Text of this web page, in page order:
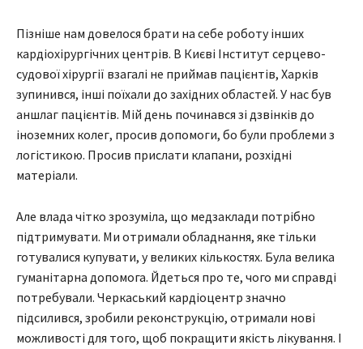
Пізніше нам довелося брати на себе роботу інших
кардіохірургічних центрів. В Києві Інститут серцево-
судової хірургії взагалі не приймав пацієнтів, Харків
зупинився, інші поїхали до західних областей. У нас був
аншлаг пацієнтів. Мій день починався зі дзвінків до
іноземних колег, просив допомоги, бо були проблеми з
логістикою. Просив прислати клапани, розхідні
матеріали.
Але влада чітко зрозуміла, що медзаклади потрібно
підтримувати. Ми отримали обладнання, яке тільки
готувалися купувати, у великих кількостях. Була велика
гуманітарна допомога. Йдеться про те, чого ми справді
потребували. Черкаський кардіоцентр значно
підсилився, зробили реконструкцію, отримали нові
можливості для того, щоб покращити якість лікування. І